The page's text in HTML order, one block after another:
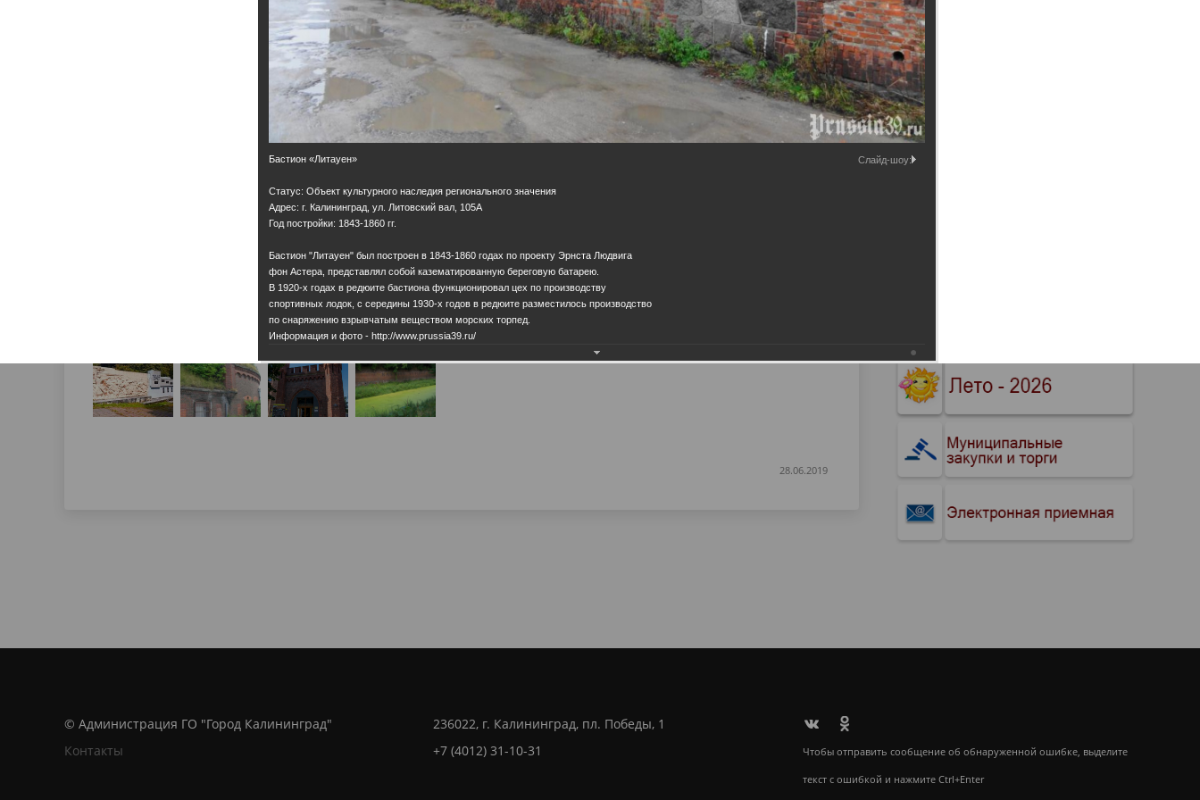
28.06.2019
сооружения
Мосты
© Администрация ГО "Город Калининград"
Контакты
236022, г. Калининград, пл. Победы, 1
+7 (4012) 31-10-31
Чтобы отправить сообщение об обнаруженной ошибке, выделите
текст с ошибкой и нажмите Ctrl+Enter
Бастион «Литауен»
Статус: Объект культурного наследия регионального значения
Адрес: г. Калининград, ул. Литовский вал, 105А
Год постройки: 1843-1860 гг.
Бастион "Литауен" был построен в 1843-1860 годах по проекту Эрнста Людвига
фон Астера, представлял собой казематированную береговую батарею.
В 1920-х годах в редюите бастиона функционировал цех по производству
спортивных лодок, с середины 1930-х годов в редюите разместилось производство
по снаряжению взрывчатым веществом морских торпед.
Информация и фото - http://www.prussia39.ru/
Слайд-шоу: